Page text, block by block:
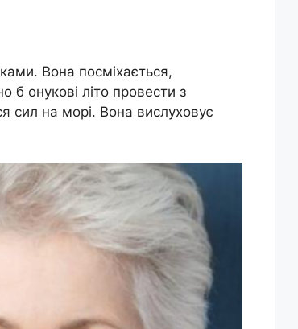
Вона посміхається,
б онукові літо провести з
сил на морі. Вона вислуховує